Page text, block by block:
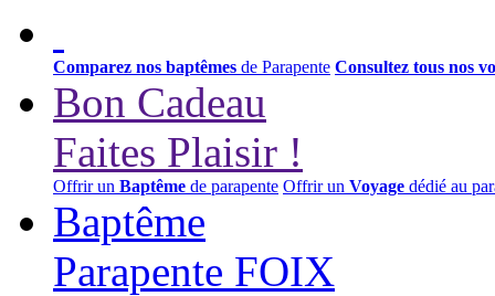
Comparez nos baptêmes de Parapente Consultez tous nos
Bon Cadeau
Faites Plaisir !
Offrir un Baptême de parapente Offrir un Voyage dédié au
Baptême
Parapente FOIX